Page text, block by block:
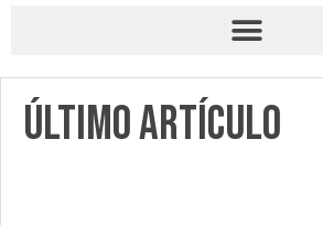
Último Artículo